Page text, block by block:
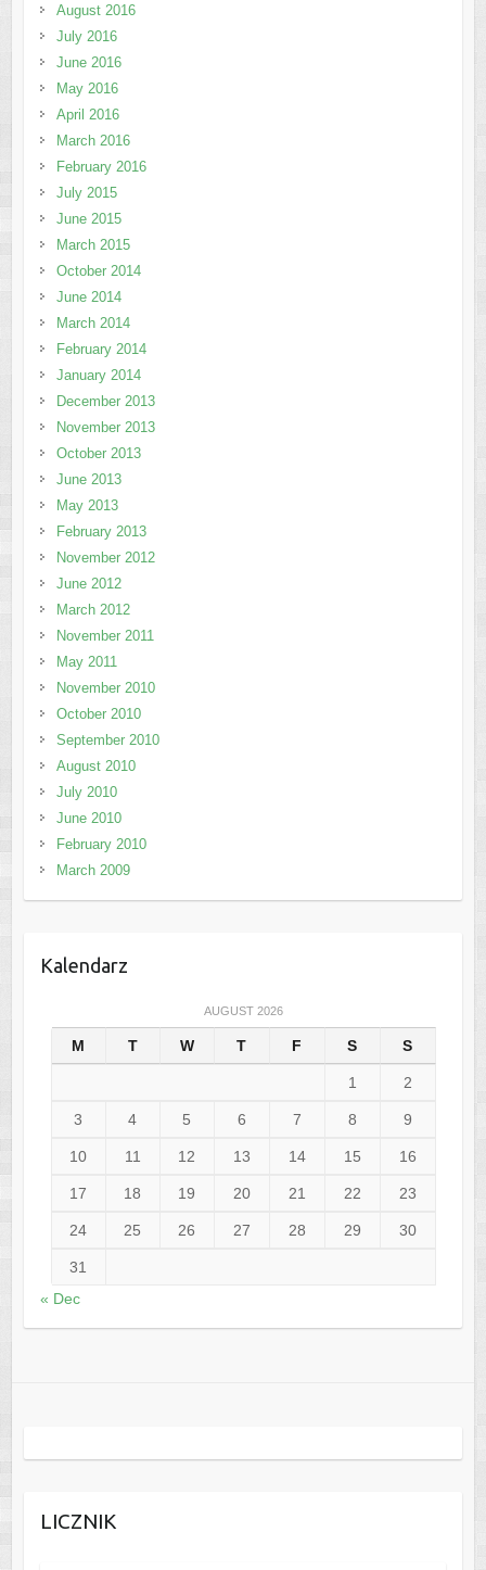
August 2016
July 2016
June 2016
May 2016
April 2016
March 2016
February 2016
July 2015
June 2015
March 2015
October 2014
June 2014
March 2014
February 2014
January 2014
December 2013
November 2013
October 2013
June 2013
May 2013
February 2013
November 2012
June 2012
March 2012
November 2011
May 2011
November 2010
October 2010
September 2010
August 2010
July 2010
June 2010
February 2010
March 2009
Kalendarz
AUGUST 2026
M T W T F S S
1 2
3 4 5 6 7 8 9
10 11 12 13 14 15 16
17 18 19 20 21 22 23
24 25 26 27 28 29 30
31
« Dec
LICZNIK